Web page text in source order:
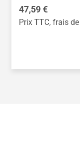
Prix régulier :
47,59 €
Prix TTC, frais